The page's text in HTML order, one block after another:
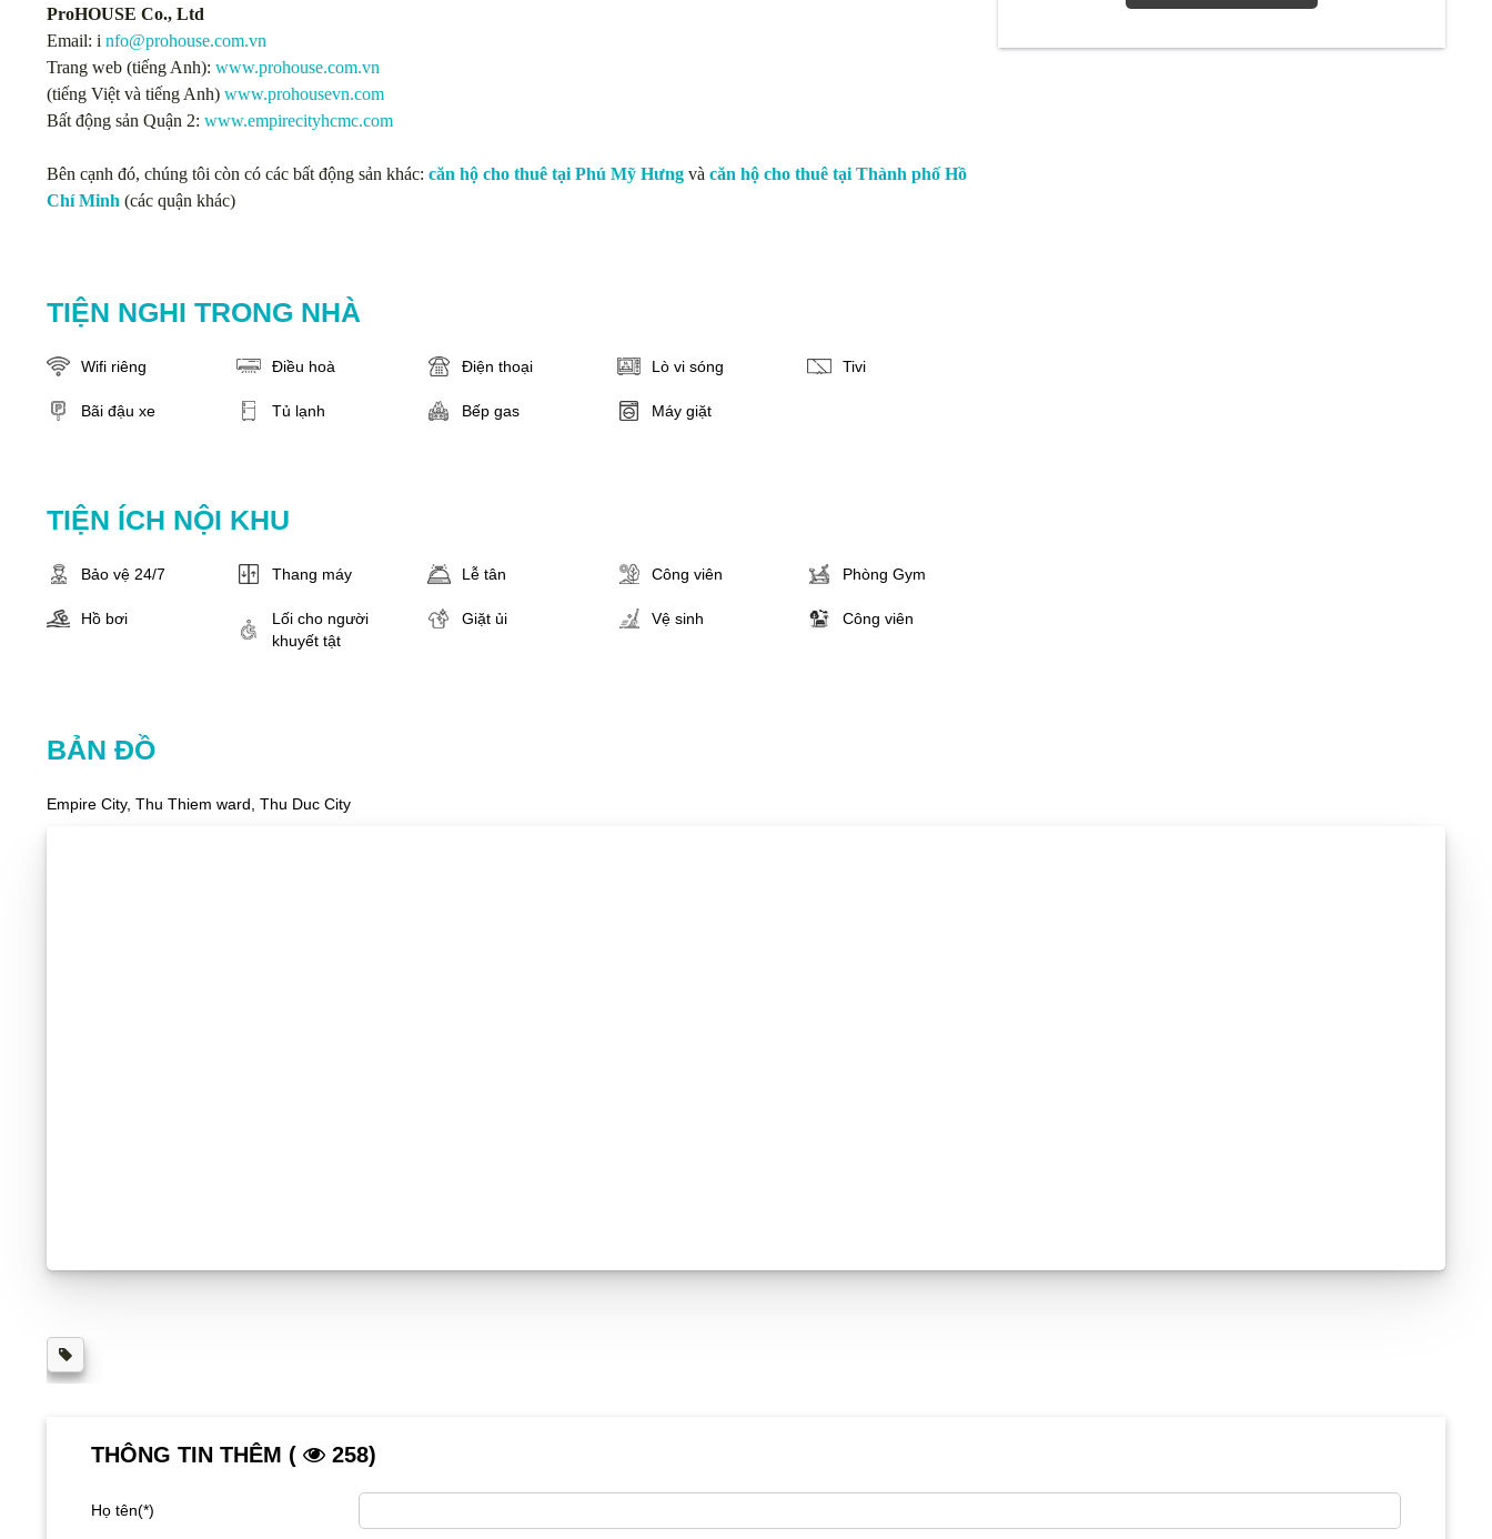
ProHOUSE Co., Ltd
Email: i nfo@prohouse.com.vn
Trang web (tiếng Anh): www.prohouse.com.vn
(tiếng Việt và tiếng Anh) www.prohousevn.com
Bất động sản Quận 2: www.empirecityhcmc.com
Bên cạnh đó, chúng tôi còn có các bất động sản khác: căn hộ cho thuê tại Phú Mỹ Hưng và căn hộ cho thuê tại Thành phố Hồ
Chí Minh (các quận khác)
TIỆN NGHI TRONG NHÀ
Wifi riêng Điều hoà Điện thoại Lò vi sóng Tivi
Bãi đậu xe Tủ lạnh Bếp gas Máy giặt
TIỆN ÍCH NỘI KHU
Bảo vệ 24/7 Thang máy Lễ tân Công viên Phòng Gym
Hồ bơi
Lối cho người
khuyết tật
Giặt ủi Vệ sinh Công viên
BẢN ĐỒ
Empire City, Thu Thiem ward, Thu Duc City
THÔNG TIN THÊM ( 258)
Họ tên(*)